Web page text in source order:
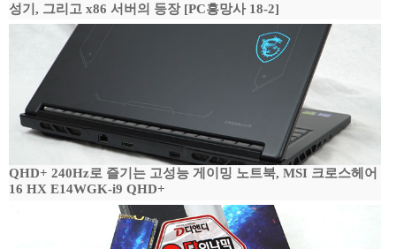
성기, 그리고 x86 서버의 등장 [PC흥망사 18-2]
QHD+ 240Hz로 즐기는 고성능 게이밍 노트북, MSI 크로스헤어
16 HX E14WGK-i9 QHD+